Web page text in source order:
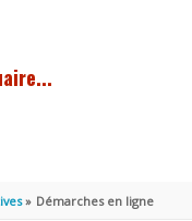
Démarches en ligne